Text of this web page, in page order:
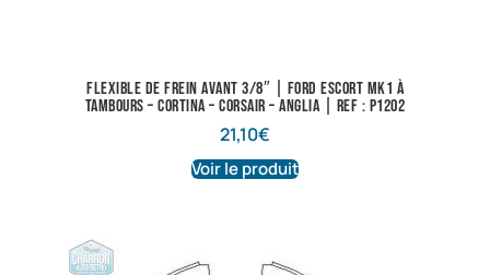
Flexible de frein avant 3/8″ | Ford Escort Mk1 à
tambours – Cortina – Corsair – Anglia | Ref : P1202
21,10€
Voir le produit